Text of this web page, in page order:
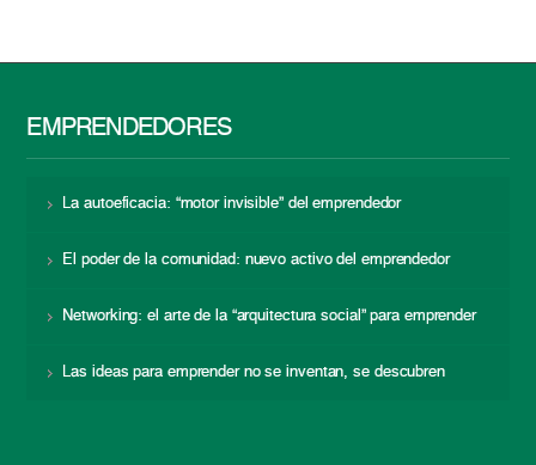
EMPRENDEDORES
La autoeficacia: “motor invisible” del emprendedor
El poder de la comunidad: nuevo activo del emprendedor
Networking: el arte de la “arquitectura social” para emprender
Las ideas para emprender no se inventan, se descubren